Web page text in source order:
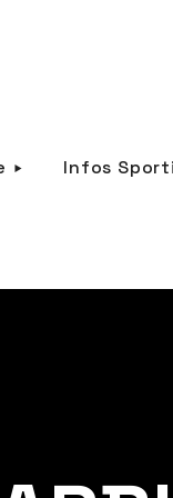
Infos